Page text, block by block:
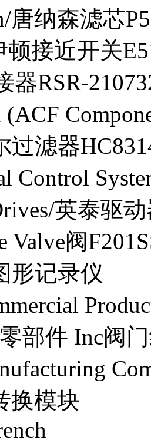
唐纳森滤芯
顿接近开关
器RSR-
过滤器
Control
英泰驱
Valve阀
形记录仪
部件 Inc阀
换模块